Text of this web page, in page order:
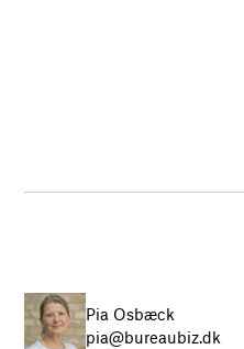
Pia Osbæck
pia@bureaubiz.dk